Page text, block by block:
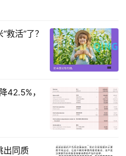
“香港高端月饼”，却被曝在香港并无
售卖的“香港高端月饼”，这些影响力
显著方式提醒该商品并非香港产
救活”了？
42.5%，
出同质